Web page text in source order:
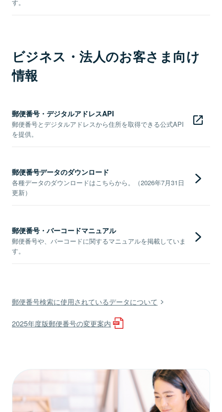
す。
ビジネス・法人のお客さま向け
情報
郵便番号・デジタルアドレスAPI
郵便番号とデジタルアドレスから住所を取得できる公式API
を提供。
郵便番号データのダウンロード
各種データのダウンロードはこちらから。（2026年7月31日
更新）
郵便番号・バーコードマニュアル
郵便番号や、バーコードに関するマニュアルを掲載していま
す。
郵便番号検索に使用されているデータについて
2025年度版郵便番号の変更案内